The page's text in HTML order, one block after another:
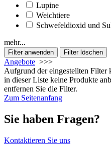
Lupine
Weichtiere
Schwefeldioxid und
mehr...
Angebote >>>
Aufgrund der eingestellten Filter
in dieser Liste keine Produkte
entfernen Sie die Filter.
Zum Seitenanfang
Sie haben Fragen?
Kontaktieren Sie uns